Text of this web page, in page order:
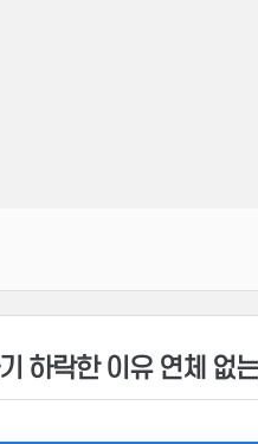
하락한 이유 연체 없